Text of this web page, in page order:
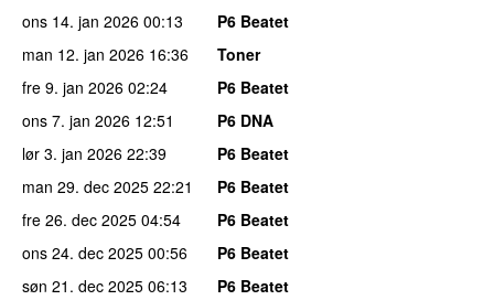
ons 14. jan 2026 00:13
P6 Beatet
man 12. jan 2026 16:36
Toner
fre 9. jan 2026 02:24
P6 Beatet
ons 7. jan 2026 12:51
P6 DNA
lør 3. jan 2026 22:39
P6 Beatet
man 29. dec 2025 22:21
P6 Beatet
fre 26. dec 2025 04:54
P6 Beatet
ons 24. dec 2025 00:56
P6 Beatet
søn 21. dec 2025 06:13
P6 Beatet